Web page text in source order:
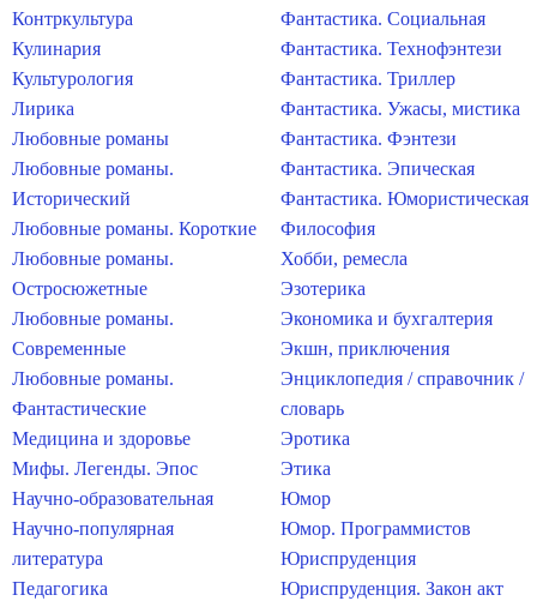
Контркультура
Кулинария
Культурология
Лирика
Любовные романы
Любовные романы.
Исторический
Любовные романы. Короткие
Любовные романы.
Остросюжетные
Любовные романы.
Современные
Любовные романы.
Фантастические
Медицина и здоровье
Мифы. Легенды. Эпос
Научно-образовательная
Научно-популярная
литература
Педагогика
Фантастика. Социальная
Фантастика. Технофэнтези
Фантастика. Триллер
Фантастика. Ужасы, мистика
Фантастика. Фэнтези
Фантастика. Эпическая
Фантастика. Юмористическая
Философия
Хобби, ремесла
Эзотерика
Экономика и бухгалтерия
Экшн, приключения
Энциклопедия / справочник /
словарь
Эротика
Этика
Юмор
Юмор. Программистов
Юриспруденция
Юриспруденция. Закон акт